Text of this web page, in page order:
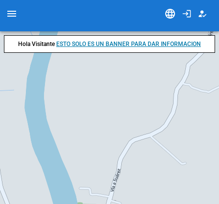
Hola Visitante ESTO SOLO ES UN BANNER PARA DAR INFORMACION